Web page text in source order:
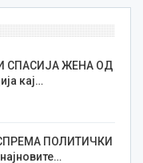
СПАСИЈА ЖЕНА ОД
кај…
ПОЛИТИЧКИ